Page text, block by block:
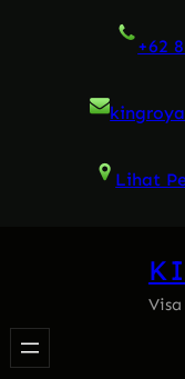
+62
Lihat